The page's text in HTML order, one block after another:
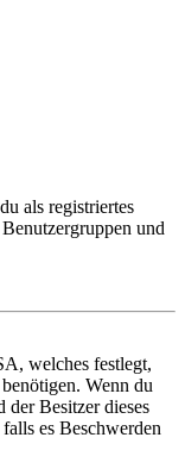
als registriertes
und
welches festlegt,
Wenn du
Besitzer dieses
es Beschwerden